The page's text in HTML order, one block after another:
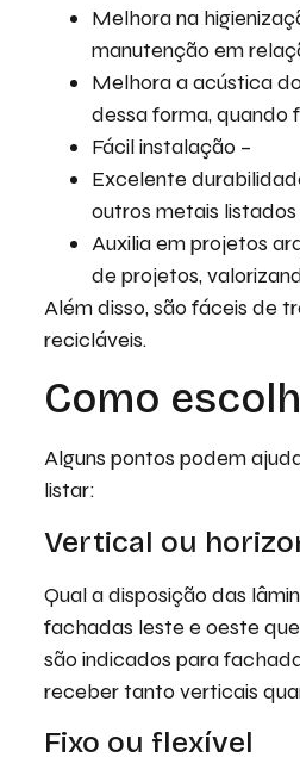
Melhora na
manutenção em
Melhora a acústica
dessa forma, quando
Fácil instalação –
Excelente
outros metais
Auxilia em projetos
de projetos,
Além disso, são fáceis de
recicláveis.
Como
Alguns pontos podem
listar:
Vertical ou
Qual a disposição das
fachadas leste e oeste
são indicados para
receber tanto verticais
Fixo ou flexível